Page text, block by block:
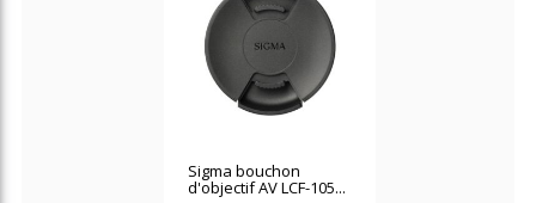
Sigma bouchon
d'objectif AV LCF-105...